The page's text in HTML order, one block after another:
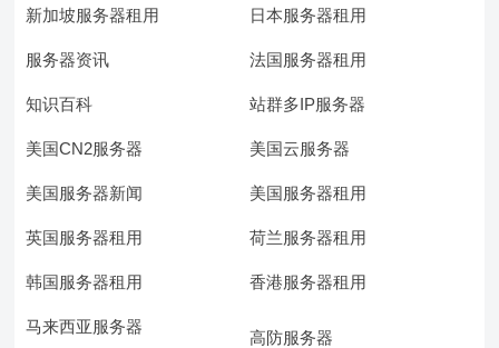
新加坡服务器租用 日本服务器租用
服务器资讯 法国服务器租用
知识百科 站群多IP服务器
美国CN2服务器 美国云服务器
美国服务器新闻 美国服务器租用
英国服务器租用 荷兰服务器租用
韩国服务器租用 香港服务器租用
马来西亚服务器
高防服务器